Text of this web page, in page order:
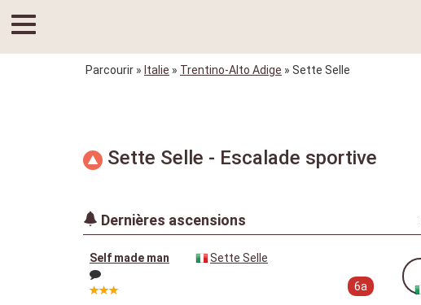
Parcourir » Italie » Trentino-Alto Adige » Sette Selle
Sette Selle - Escalade sportive
Dernières ascensions
Self made man Sette Selle
6a